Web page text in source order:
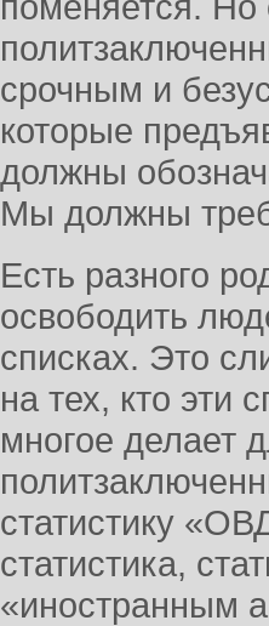
срочным и
которые
должны
Мы должны
Есть разного
освободить
списках. Это
на тех, кто эти
многое делает
статистику
статистика,
«иностранным